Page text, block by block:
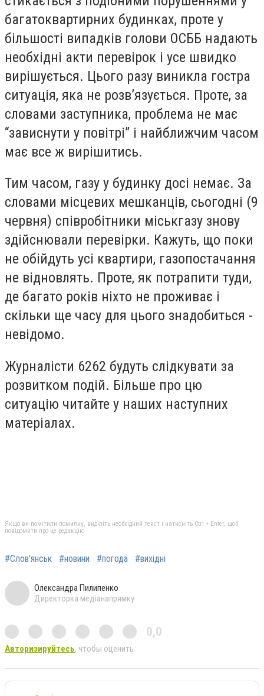
багатоквартирних будинках, проте у
більшості випадків голови ОСББ надають
необхідні акти перевірок і усе швидко
вирішується. Цього разу виникла гостра
ситуація, яка не розв’язується. Проте, за
словами заступника, проблема не має
“зависнути у повітрі” і найближчим часом
має все ж вирішитись.
Тим часом, газу у будинку досі немає. За
словами місцевих мешканців, сьогодні (9
червня) співробітники міськгазу знову
здійснювали перевірки. Кажуть, що поки
не обійдуть усі квартири, газопостачання
не відновлять. Проте, як потрапити туди,
де багато років ніхто не проживає і
скільки ще часу для цього знадобиться -
невідомо.
Журналісти 6262 будуть слідкувати за
розвитком подій. Більше про цю
ситуацію читайте у наших наступних
матеріалах.
Якщо ви помітили помилку, виділіть необхідний текст і натисніть Ctrl + Enter, щоб
повідомити про це редакцію
#Слов’янськ #новини #погода #вихідні
Олександра Пилипенко
Директорка медіанапрямку
0,0
Авторизируйтесь, чтобы оценить